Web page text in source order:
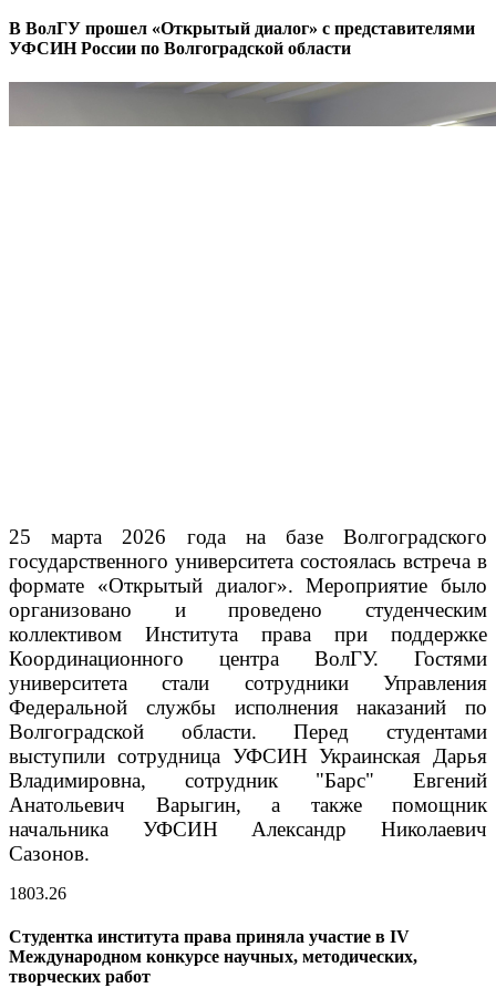
В ВолГУ прошел «Открытый диалог» с представителями
УФСИН России по Волгоградской области
25 марта 2026 года на базе Волгоградского
государственного университета состоялась встреча в
формате «Открытый диалог». Мероприятие было
организовано и проведено студенческим
коллективом Института права при поддержке
Координационного центра ВолГУ. Гостями
университета стали сотрудники Управления
Федеральной службы исполнения наказаний по
Волгоградской области. Перед студентами
выступили сотрудница УФСИН Украинская Дарья
Владимировна, сотрудник "Барс" Евгений
Анатольевич Варыгин, а также помощник
начальника УФСИН Александр Николаевич
Сазонов.
1803.26
Студентка института права приняла участие в IV
Международном конкурсе научных, методических,
творческих работ